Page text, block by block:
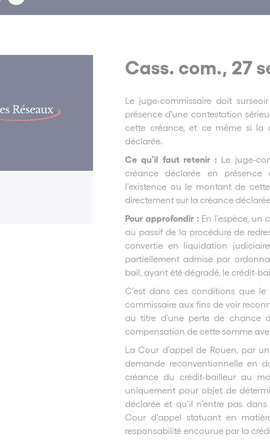
Cass. com., 27
Le juge-commissaire doit
présence d’une contestation
cette créance, et ce même si la
déclarée.
Ce qu’il faut retenir : Le juge-
créance déclarée en présence
l’existence ou le montant de
directement sur la créance
Pour approfondir : En l’espèce,
au passif de la procédure de
convertie en liquidation
partiellement admise par
bail, ayant été dégradé, le crédit-
C’est dans ces conditions que
commissaire aux fins de voir
au titre d’une perte de chance
compensation de cette somme
La Cour d’appel de Rouen, par
demande reconventionnelle en
créance du crédit-bailleur au
uniquement pour objet de
déclarée et qu’il n’entre pas
Cour d’appel statuant en
responsabilité encourue par la